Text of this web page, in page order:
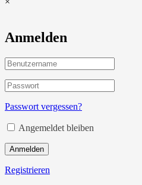
Anmelden
Passwort vergessen?
Angemeldet bleiben
Anmelden
Registrieren